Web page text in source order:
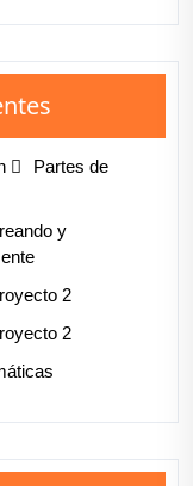
Partes de
y
2
2